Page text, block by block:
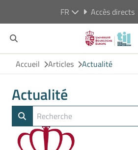
FR Accès directs
Accueil Articles Actualité
Actualité